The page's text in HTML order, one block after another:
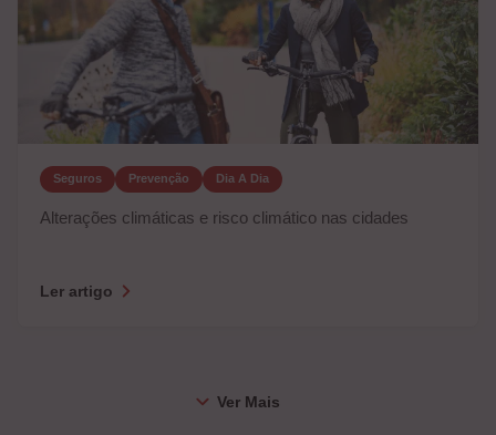
Seguros Prevenção Dia A Dia
Alterações climáticas e risco climático nas cidades
Ler artigo